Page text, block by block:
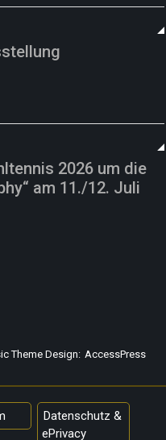
Fête de la Musique
2026 um die
am 11./12. Juli
Theme Design: AccessPress
Datenschutz &
ePrivacy